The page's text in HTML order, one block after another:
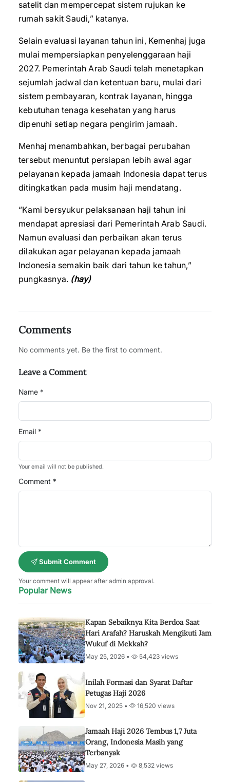
satelit dan mempercepat sistem rujukan ke
rumah sakit Saudi,” katanya.
Selain evaluasi layanan tahun ini, Kemenhaj juga
mulai mempersiapkan penyelenggaraan haji
2027. Pemerintah Arab Saudi telah menetapkan
sejumlah jadwal dan ketentuan baru, mulai dari
sistem pembayaran, kontrak layanan, hingga
kebutuhan tenaga kesehatan yang harus
dipenuhi setiap negara pengirim jamaah.
Menhaj menambahkan, berbagai perubahan
tersebut menuntut persiapan lebih awal agar
pelayanan kepada jamaah Indonesia dapat terus
ditingkatkan pada musim haji mendatang.
“Kami bersyukur pelaksanaan haji tahun ini
mendapat apresiasi dari Pemerintah Arab Saudi.
Namun evaluasi dan perbaikan akan terus
dilakukan agar pelayanan kepada jamaah
Indonesia semakin baik dari tahun ke tahun,”
pungkasnya. (hay)
Comments
No comments yet. Be the first to comment.
Leave a Comment
Name *
Email *
Your email will not be published.
Comment *
Submit Comment
Your comment will appear after admin approval.
Popular News
Kapan Sebaiknya Kita Berdoa Saat
Hari Arafah? Haruskah Mengikuti Jam
Wukuf di Mekkah?
May 25, 2026 • 54,423 views
Inilah Formasi dan Syarat Daftar
Petugas Haji 2026
Nov 21, 2025 • 16,520 views
Jamaah Haji 2026 Tembus 1,7 Juta
Orang, Indonesia Masih yang
Terbanyak
May 27, 2026 • 8,532 views